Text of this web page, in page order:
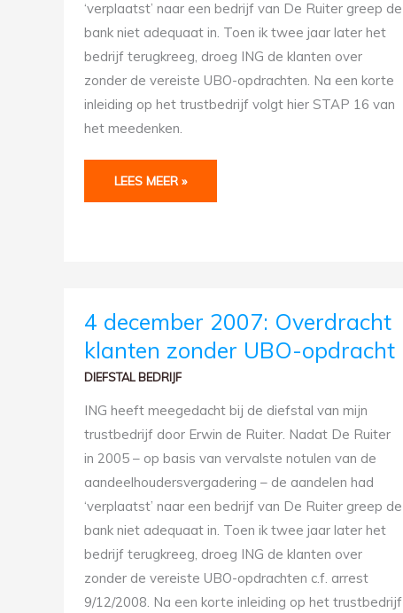
‘verplaatst’ naar een bedrijf van De Ruiter greep de
bank niet adequaat in. Toen ik twee jaar later het
bedrijf terugkreeg, droeg ING de klanten over
zonder de vereiste UBO-opdrachten. Na een korte
inleiding op het trustbedrijf volgt hier STAP 16 van
het meedenken.
LEES MEER »
4 december 2007: Overdracht
klanten zonder UBO-opdracht
DIEFSTAL BEDRIJF
ING heeft meegedacht bij de diefstal van mijn
trustbedrijf door Erwin de Ruiter. Nadat De Ruiter
in 2005 – op basis van vervalste notulen van de
aandeelhoudersvergadering – de aandelen had
‘verplaatst’ naar een bedrijf van De Ruiter greep de
bank niet adequaat in. Toen ik twee jaar later het
bedrijf terugkreeg, droeg ING de klanten over
zonder de vereiste UBO-opdrachten c.f. arrest
9/12/2008. Na een korte inleiding op het trustbedrijf
4
DECEMBER
OVERDRACHT
KLANTEN
ZONDER